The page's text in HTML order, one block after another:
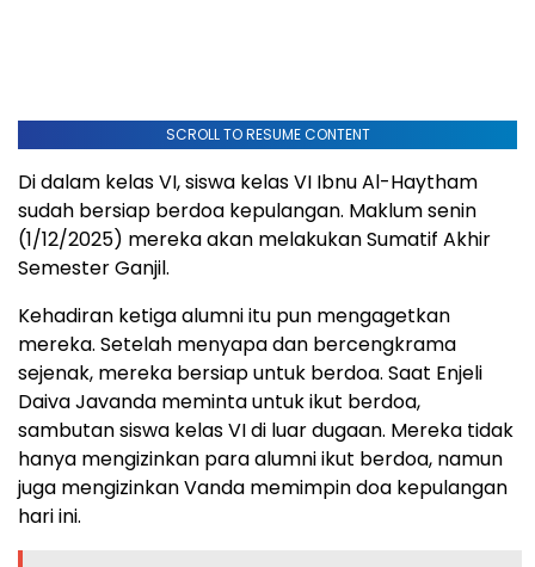
SCROLL TO RESUME CONTENT
Di dalam kelas VI, siswa kelas VI Ibnu Al-Haytham
sudah bersiap berdoa kepulangan. Maklum senin
(1/12/2025) mereka akan melakukan Sumatif Akhir
Semester Ganjil.
Kehadiran ketiga alumni itu pun mengagetkan
mereka. Setelah menyapa dan bercengkrama
sejenak, mereka bersiap untuk berdoa. Saat Enjeli
Daiva Javanda meminta untuk ikut berdoa,
sambutan siswa kelas VI di luar dugaan. Mereka tidak
hanya mengizinkan para alumni ikut berdoa, namun
juga mengizinkan Vanda memimpin doa kepulangan
hari ini.